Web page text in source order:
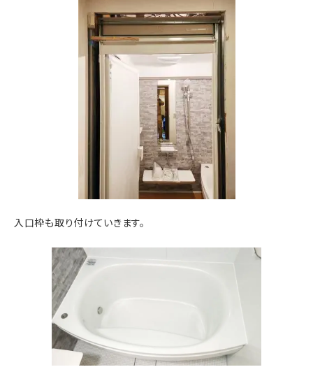
入口枠も取り付けていきます。